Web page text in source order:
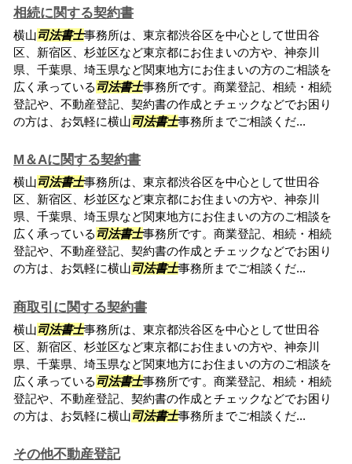
相続に関する契約書
横山司法書士事務所は、東京都渋谷区を中心として世田谷
区、新宿区、杉並区など東京都にお住まいの方や、神奈川
県、千葉県、埼玉県など関東地方にお住まいの方のご相談を
広く承っている 司法書士事務所です。商業登記、相続・相続
登記や、不動産登記、契約書の作成とチェックなどでお困り
の方は、お気軽に横山司法書士事務所までご相談くだ...
M＆Aに関する契約書
横山司法書士事務所は、東京都渋谷区を中心として世田谷
区、新宿区、杉並区など東京都にお住まいの方や、神奈川
県、千葉県、埼玉県など関東地方にお住まいの方のご相談を
広く承っている 司法書士事務所です。商業登記、相続・相続
登記や、不動産登記、契約書の作成とチェックなどでお困り
の方は、お気軽に横山司法書士事務所までご相談くだ...
商取引に関する契約書
横山司法書士事務所は、東京都渋谷区を中心として世田谷
区、新宿区、杉並区など東京都にお住まいの方や、神奈川
県、千葉県、埼玉県など関東地方にお住まいの方のご相談を
広く承っている 司法書士事務所です。商業登記、相続・相続
登記や、不動産登記、契約書の作成とチェックなどでお困り
の方は、お気軽に横山司法書士事務所までご相談くだ...
その他不動産登記